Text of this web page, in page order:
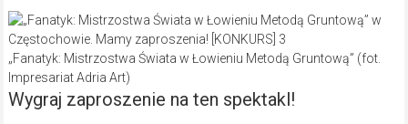
„Fanatyk: Mistrzostwa Świata w Łowieniu Metodą Gruntową” (fot.
Impresariat Adria Art)
Wygraj zaproszenie na ten spektakl!